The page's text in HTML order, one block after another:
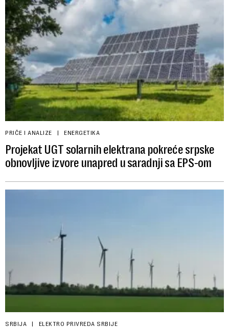
PRIČE I ANALIZE ENERGETIKA
Projekat UGT solarnih elektrana pokreće srpske
obnovljive izvore unapred u saradnji sa EPS-om
SRBIJA ELEKTRO PRIVREDA SRBIJE